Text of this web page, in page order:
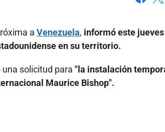
a Venezuela, informó este
en su territorio.
solicitud para "la instalación
Maurice Bishop".